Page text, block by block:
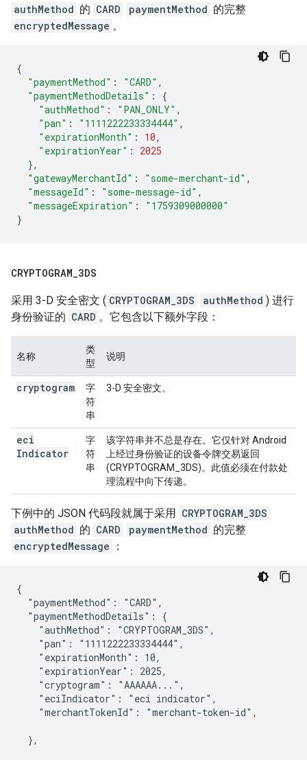
authMethod 的 CARD paymentMethod 的完整
encryptedMessage 。
{
"paymentMethod" : "CARD" ,
"paymentMethodDetails" :
{
"authMethod" : "PAN_ONLY" ,
"pan" : "1111222233334444" ,
"expirationMonth" : 10,
"expirationYear" :
2025
},
"gatewayMerchantId" : "some-merchant-id" ,
"messageId" : "some-message-id" ,
"messageExpiration" :
"1759309000000"
}
CRYPTOGRAM_3DS
采用 3-D 安全密文 ( CRYPTOGRAM_3DS authMethod ) 进行
身份验证的 CARD 。它包含以下额外字段：
名称
类
型
说明
cryptogram
字
符
串
3-D 安全密文。
eci
Indicator
字
符
串
该字符串并不总是存在。它仅针对 Android
上经过身份验证的设备令牌交易返回
(CRYPTOGRAM_3DS)。此值必须在付款处
理流程中向下传递。
下例中的 JSON 代码段就属于采用 CRYPTOGRAM_3DS
authMethod 的 CARD paymentMethod 的完整
encryptedMessage
：
{
  "paymentMethod": "CARD",
  "paymentMethodDetails": {
    "authMethod": "CRYPTOGRAM_3DS",
    "pan": "1111222233334444",
    "expirationMonth": 10,
    "expirationYear": 2025,
    "cryptogram": "AAAAAA...",
    "eciIndicator": "eci indicator",
    "merchantTokenId": "merchant-token-id",
  },